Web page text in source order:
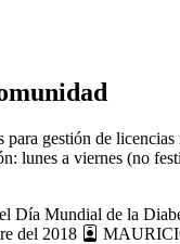
para gestión de
lunes a viernes (no
del 2018